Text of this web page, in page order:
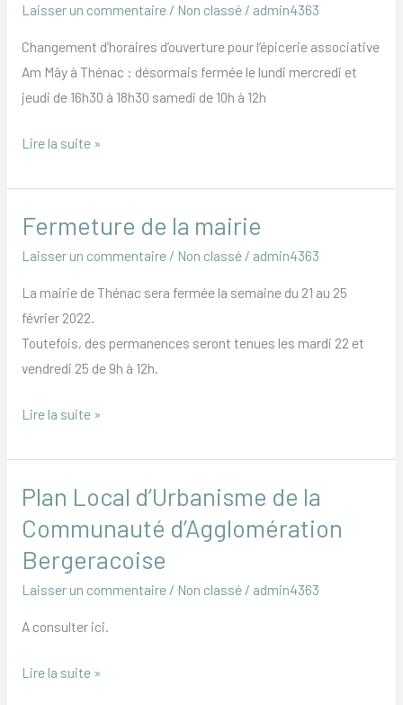
Laisser un commentaire / Non classé/ admin4363
Changement d’horaires d’ouverture pour l’épicerie associative
Am Mây à Thénac : désormais fermée le lundi mercredi et
jeudi de 16h30 à 18h30 samedi de 10h à 12h
Mây
Lire la suite »
Fermeture de la mairie
Laisser un commentaire / Non classé/ admin4363
La mairie de Thénac sera fermée la semaine du 21 au 25
février 2022.
Toutefois, des permanences seront tenues les mardi 22 et
vendredi 25 de 9h à 12h.
Fermeture
mairie
Lire la suite »
Plan Local d’Urbanisme de la
Communauté d’Agglomération
Bergeracoise
Laisser un commentaire / Non classé/ admin4363
A consulter ici.
Plan
Local
d’Urbanisme
de
la
Communauté
Bergeracoise
Lire la suite »